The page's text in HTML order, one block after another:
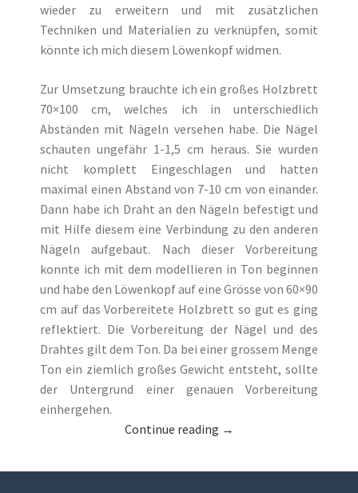
wieder zu erweitern und mit zusätzlichen
Techniken und Materialien zu verknüpfen, somit
könnte ich mich diesem Löwenkopf widmen.
Zur Umsetzung brauchte ich ein großes Holzbrett
70×100 cm, welches ich in unterschiedlich
Abständen mit Nägeln versehen habe. Die Nägel
schauten ungefähr 1-1,5 cm heraus. Sie wurden
nicht komplett Eingeschlagen und hatten
maximal einen Abstand von 7-10 cm von einander.
Dann habe ich Draht an den Nägeln befestigt und
mit Hilfe diesem eine Verbindung zu den anderen
Nägeln aufgebaut. Nach dieser Vorbereitung
konnte ich mit dem modellieren in Ton beginnen
und habe den Löwenkopf auf eine Grösse von 60×90
cm auf das Vorbereitete Holzbrett so gut es ging
reflektiert. Die Vorbereitung der Nägel und des
Drahtes gilt dem Ton. Da bei einer grossem Menge
Ton ein ziemlich großes Gewicht entsteht, sollte
der Untergrund einer genauen Vorbereitung
einhergehen.
Continue reading →